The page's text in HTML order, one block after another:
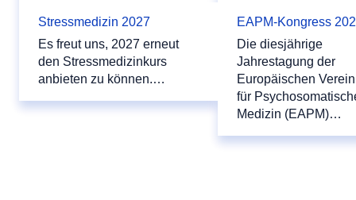
Stressmedizin 2027
Es freut uns, 2027 erneut
den Stressmedizinkurs
anbieten zu können.…
EAPM-Kongress
Die diesjährige
Jahrestagung der
Europäischen
für
Medizin (EAPM)…